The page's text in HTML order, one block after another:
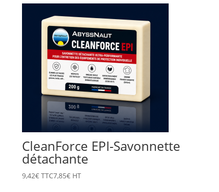
CleanForce EPI-Savonnette
détachante
9,42€TTC7,85€HT